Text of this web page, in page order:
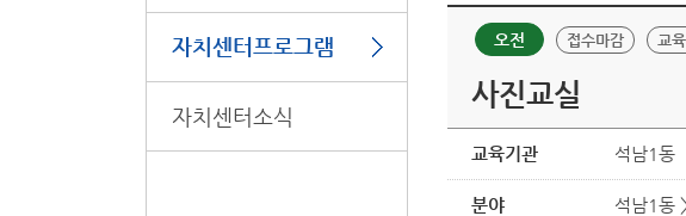
자치센터프로그램
자치센터소식
오전 접수마감 교
사진교실
교육기관 석남1동
분야 석남1동